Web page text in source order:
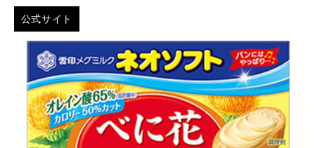
公式サイト